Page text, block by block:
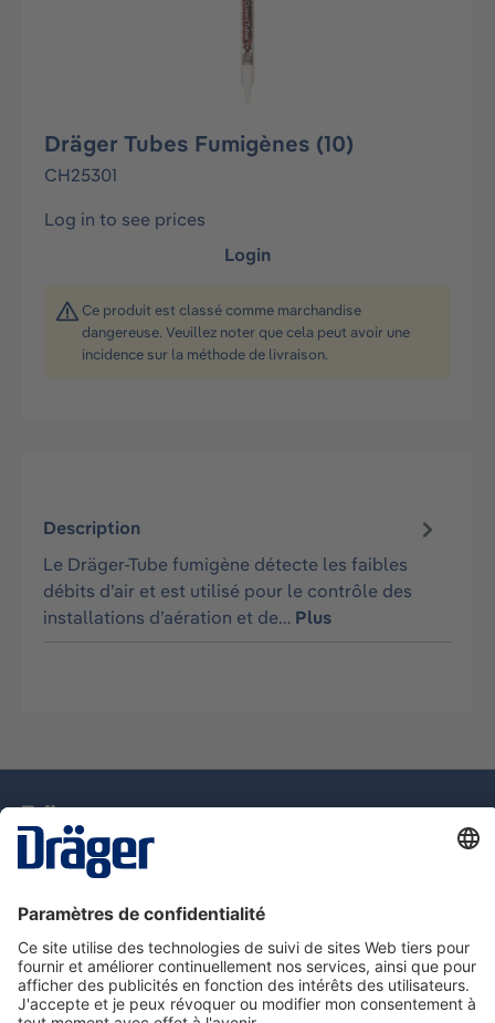
Dräger Tubes Fumigènes (10)
CH25301
Log in to see prices
Login
Ce produit est classé comme marchandise
dangereuse. Veuillez noter que cela peut avoir une
incidence sur la méthode de livraison.
Description
Le Dräger-Tube fumigène détecte les faibles
débits d’air et est utilisé pour le contrôle des
installations d’aération et de… Plus
pour la vie
Assistance téléphonique
A propos de Dräger
Information